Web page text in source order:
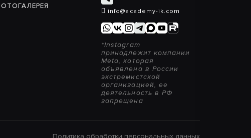
info@academy-ik.com
*Instagram
принадлежит компании
Meta, которая
объявлена в России
экстремистской
организацией, ее
деятельность в РФ
запрещена
Политика обработки персональных данных